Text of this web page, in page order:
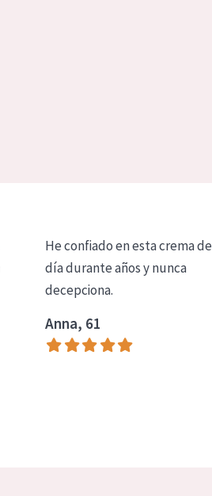
He confiado en esta crema de
día durante años y nunca
decepciona.
Anna, 61